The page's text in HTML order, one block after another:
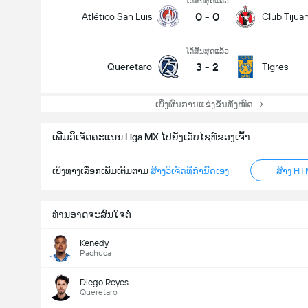
Atlético San Luis 0 - 0 Club
Queretaro
ໄດ້ສິ້ນສຸດແລ້ວ
3 - 2 Tigres
ເບິ່ງຜົນການແຂ່ງຂັນທັງໝົດ
ເພີ່ມວິເຈັດຄະແນນ Liga MX ໄປຍັງເວັບໄຊທ໌ຂອງເຈົ້າ
ເບິ່ງທາງເລືອກເພີ່ມເຕີມຕາມ ສ້າງວິເຈັດທີ່ກຳນົດເອງ ສ້າງ
ທ່ານອາດຈະສົນໃຈຕໍ່
Kenedy
Pachuca
Diego Reyes
Queretaro